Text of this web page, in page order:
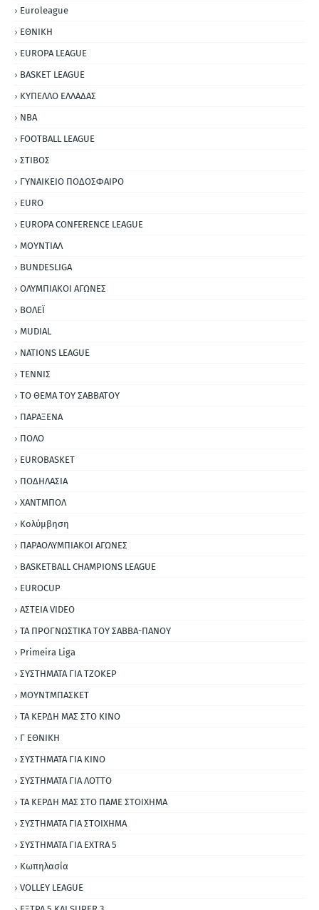
Euroleague
ΕΘΝΙΚΗ
EUROPA LEAGUE
BASKET LEAGUE
ΚΥΠΕΛΛΟ ΕΛΛΑΔΑΣ
NBA
FOOTBALL LEAGUE
ΣΤΙΒΟΣ
ΓΥΝΑΙΚΕΙΟ ΠΟΔΟΣΦΑΙΡΟ
EURO
EUROPA CONFERENCE LEAGUE
ΜΟΥΝΤΙΑΛ
BUNDESLIGA
ΟΛΥΜΠΙΑΚΟΙ ΑΓΩΝΕΣ
ΒΟΛΕΪ
MUDIAL
NATIONS LEAGUE
ΤΕΝΝΙΣ
ΤΟ ΘΕΜΑ ΤΟΥ ΣΑΒΒΑΤΟΥ
ΠΑΡΑΞΕΝΑ
ΠΟΛΟ
EUROBASKET
ΠΟΔΗΛΑΣΙΑ
ΧΑΝΤΜΠΟΛ
Κολύμβηση
ΠΑΡΑΟΛΥΜΠΙΑΚΟΙ ΑΓΩΝΕΣ
BASKETBALL CHAMPIONS LEAGUE
EUROCUP
ΑΣΤΕΙΑ VIDEO
ΤΑ ΠΡΟΓΝΩΣΤΙΚΑ ΤΟΥ ΣΑΒΒΑ-ΠΑΝΟΥ
Primeira Liga
ΣΥΣΤΗΜΑΤΑ ΓΙΑ ΤΖΟΚΕΡ
ΜΟΥΝΤΜΠΑΣΚΕΤ
ΤΑ ΚΕΡΔΗ ΜΑΣ ΣΤΟ ΚΙΝΟ
Γ ΕΘΝΙΚΗ
ΣΥΣΤΗΜΑΤΑ ΓΙΑ ΚΙΝΟ
ΣΥΣΤΗΜΑΤΑ ΓΙΑ ΛΟΤΤΟ
ΤΑ ΚΕΡΔΗ ΜΑΣ ΣΤΟ ΠΑΜΕ ΣΤΟΙΧΗΜΑ
ΣΥΣΤΗΜΑΤΑ ΓΙΑ ΣΤΟΙΧΗΜΑ
ΣΥΣΤΗΜΑΤΑ ΓΙΑ ΕΧΤRΑ 5
Κωπηλασία
VOLLEY LEAGUE